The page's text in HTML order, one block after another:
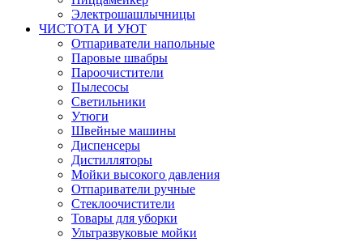
Электрошашлычницы
ЧИСТОТА И УЮТ
Отпариватели напольные
Паровые швабры
Пароочистители
Пылесосы
Светильники
Утюги
Швейные машины
Диспенсеры
Дистилляторы
Мойки высокого давления
Отпариватели ручные
Стеклоочистители
Товары для уборки
Ультразвуковые мойки